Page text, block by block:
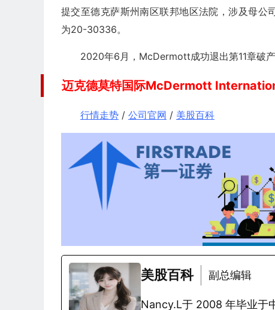
提交至德克萨斯州南区联邦地区法院，涉及母
为20-30336。
2020年6月，McDermott成功退出第11章破产
迈克德莫特国际McDermott
行情走势 / 公司官网 / 美股百科
美股百科 副总编辑
Nancy.L于 2008 年毕业于